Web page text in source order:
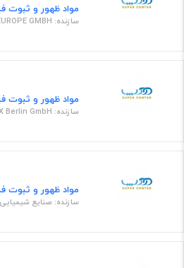
مواد ظهور و ثبوت
سازنده: TETENAL EUROPE GMBH
مواد ظهور و ثبوت
سازنده: PRIMAX Berlin GmbH
مواد ظهور و ثبوت
سازنده: صنایع